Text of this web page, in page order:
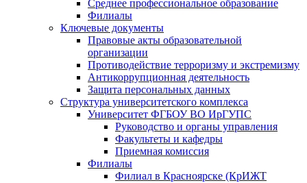
Среднее профессиональное образование
Филиалы
Ключевые документы
Правовые акты образовательной
организации
Противодействие терроризму и экстремизму
Антикоррупционная деятельность
Защита персональных данных
Структура университетского комплекса
Университет ФГБОУ ВО ИрГУПС
Руководство и органы управления
Факультеты и кафедры
Приемная комиссия
Филиалы
Филиал в Красноярске (КрИЖТ